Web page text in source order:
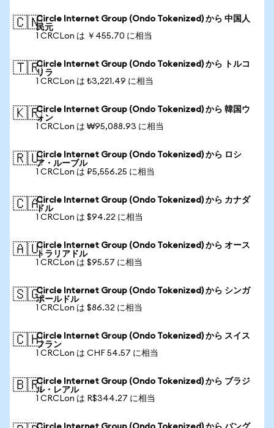
🇨🇳Circle Internet Group (Ondo Tokenized) から 中国人
民元
1 CRCLon は ￥455.70 に相当
🇹🇷Circle Internet Group (Ondo Tokenized) から トルコ
リラ
1 CRCLon は ₺3,221.49 に相当
🇰🇷Circle Internet Group (Ondo Tokenized) から 韓国ウ
ォン
1 CRCLon は ₩95,088.93 に相当
🇷🇺Circle Internet Group (Ondo Tokenized) から ロシ
ア・ルーブル
1 CRCLon は ₽5,556.25 に相当
🇨🇦Circle Internet Group (Ondo Tokenized) から カナダ
ドル
1 CRCLon は $94.22 に相当
🇦🇺Circle Internet Group (Ondo Tokenized) から オース
トラリアドル
1 CRCLon は $95.57 に相当
🇸🇬Circle Internet Group (Ondo Tokenized) から シンガ
ポールドル
1 CRCLon は $86.32 に相当
🇨🇭Circle Internet Group (Ondo Tokenized) から スイス
フラン
1 CRCLon は CHF 54.57 に相当
🇧🇷Circle Internet Group (Ondo Tokenized) から ブラジ
ル・レアル
1 CRCLon は R$344.27 に相当